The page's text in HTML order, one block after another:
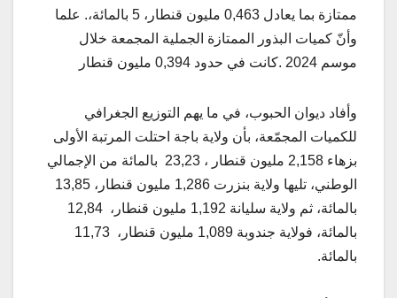
ممتازة بما يعادل 0,463 مليون قنطار، 5 بالمائة،. علما
وأنّ كميات البذور الممتازة الجملية المجمعة خلال
موسم 2024 .كانت في حدود 0,394 مليون قنطار
وأفاد ديوان الحبوب، في ما يهم التوزيع الجغرافي
للكميات المجمّعة، بأن ولاية باجة احتلت المرتبة الأولى
بزهاء 2,158 مليون قنطار ، 23,23 بالمائة من الإجمالي
الوطني، تليها ولاية بنزرت 1,286 مليون قنطار، 13,85
بالمائة، ثم ولاية سليانة 1,192 مليون قنطار، 12,84
بالمائة، فولاية جندوبة 1,089 مليون قنطار، 11,73
بالمائة.